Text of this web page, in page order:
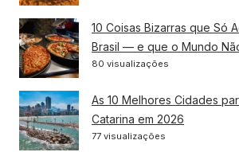
10 Coisas Bizarras que Só
Brasil — e que o Mundo
80 visualizações
As 10 Melhores Cidades
Catarina em 2026
77 visualizações